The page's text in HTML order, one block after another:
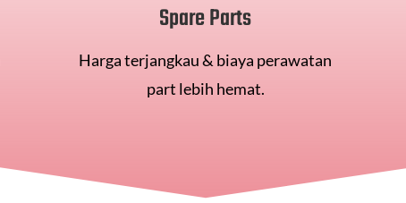
Spare Parts
Harga terjangkau & biaya perawatan
part lebih hemat.